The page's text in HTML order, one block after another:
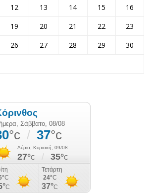
12 13 14 15
16
19 20 21 22
23
26 27 28 29
30